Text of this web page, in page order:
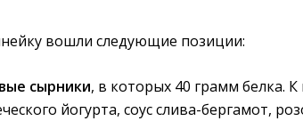
вошли следующие позиции:
сырники, в которых 40 грамм белка. К
йогурта, соус слива-бергамот,